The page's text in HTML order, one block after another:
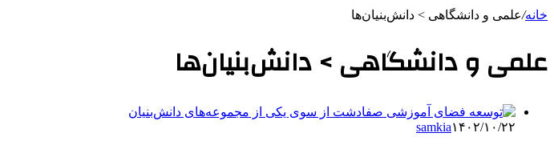
خانه/علمی‌ و دانشگاهی > دانش‌بنیان‌ها
علمی‌ و دانشگاهی > دانش‌بنیان‌ها
samkia۱۴۰۲/۱۰/۲۲